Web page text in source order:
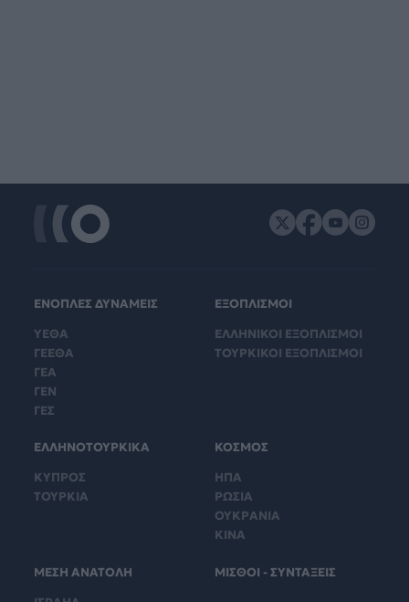
ΕΝΟΠΛΕΣ ΔΥΝΑΜΕΙΣ
ΥΕΘΑ
ΓΕΕΘΑ
ΓΕΑ
ΓΕΝ
ΓΕΣ
ΕΞΟΠΛΙΣΜΟΙ
ΕΛΛΗΝΙΚΟΙ ΕΞΟΠΛΙΣΜΟΙ
ΤΟΥΡΚΙΚΟΙ ΕΞΟΠΛΙΣΜΟΙ
ΕΛΛΗΝΟΤΟΥΡΚΙΚΑ
ΚΥΠΡΟΣ
ΤΟΥΡΚΙΑ
ΚΟΣΜΟΣ
ΗΠΑ
ΡΩΣΙΑ
ΟΥΚΡΑΝΙΑ
ΚΙΝΑ
ΜΕΣΗ ΑΝΑΤΟΛΗ
ΜΙΣΘΟΙ - ΣΥΝΤΑΞΕΙΣ